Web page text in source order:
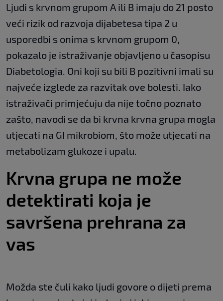
Ljudi s krvnom grupom A ili B imaju do 21 posto
veći rizik od razvoja dijabetesa tipa 2 u
usporedbi s onima s krvnom grupom 0,
pokazalo je istraživanje objavljeno u časopisu
Diabetologia. Oni koji su bili B pozitivni imali su
najveće izglede za razvitak ove bolesti. Iako
istraživači primjećuju da nije točno poznato
zašto, navodi se da bi krvna krvna grupa mogla
utjecati na GI mikrobiom, što može utjecati na
metabolizam glukoze i upalu.
Krvna grupa ne može
detektirati koja je
savršena prehrana za
vas
Možda ste čuli kako ljudi govore o dijeti prema